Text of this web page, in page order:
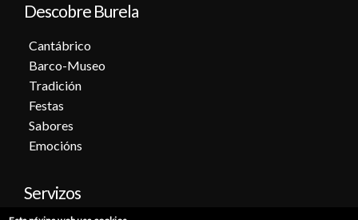
Descobre Burela
Cantábrico
Barco-Museo
Tradición
Festas
Sabores
Emocións
Servizos